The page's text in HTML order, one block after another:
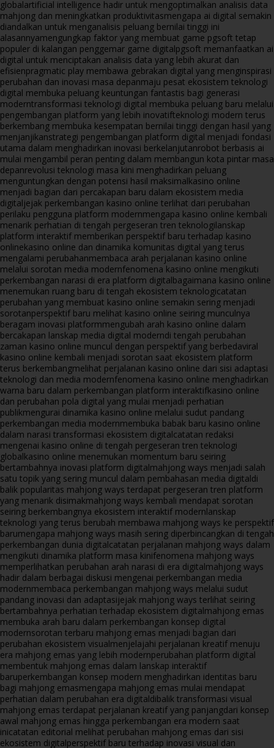
globalartificial intelligence hadir untuk mengoptimalkan analisis data
mahjong dan meningkatkan produktivitasmengapa ai digital semakin
diandalkan untuk menganalisis peluang bernilai tinggi ini
alasannyamengungkap faktor yang membuat game pgsoft tetap
populer di kalangan penggemar game digitalpgsoft memanfaatkan ai
digital untuk menciptakan analisis data yang lebih akurat dan
efisienpragmatic play membawa gebrakan digital yang menginspirasi
perubahan dan inovasi masa depanmaju pesat ekosistem teknologi
digital membuka peluang keuntungan fantastis bagi generasi
moderntransformasi teknologi digital membuka peluang baru melalui
pengembangan platform yang lebih inovatifteknologi modern terus
berkembang membuka kesempatan bernilai tinggi dengan hasil yang
menjanjikanstrategi pengembangan platform digital menjadi fondasi
utama dalam menghadirkan inovasi berkelanjutanrobot berbasis ai
mulai mengambil peran penting dalam membangun kota pintar masa
depanrevolusi teknologi masa kini menghadirkan peluang
menguntungkan dengan potensi hasil maksimalkasino online
menjadi bagian dari percakapan baru dalam ekosistem media
digitaljejak perkembangan kasino online terlihat dari perubahan
perilaku pengguna platform modernmengapa kasino online kembali
menarik perhatian di tengah pergeseran tren teknologilanskap
platform interaktif memberikan perspektif baru terhadap kasino
onlinekasino online dan dinamika komunitas digital yang terus
mengalami perubahanmembaca arah perjalanan kasino online
melalui sorotan media modernfenomena kasino online mengikuti
perkembangan narasi di era platform digitalbagaimana kasino online
menemukan ruang baru di tengah ekosistem teknologicatatan
perubahan yang membuat kasino online semakin sering menjadi
sorotanperspektif baru melihat kasino online seiring munculnya
beragam inovasi platformmengubah arah kasino online dalam
bercakapan lanskap media digital moderndi tengah perubahan
zaman kasino online muncul dengan perspektif yang berbedaviral
kasino online kembali menjadi sorotan saat ekosistem platform
terus berkembangmelihat perjalanan kasino online dari sisi adaptasi
teknologi dan media modernfenomena kasino online menghadirkan
warna baru dalam perkembangan platform interaktifkasino online
dan perubahan pola digital yang mulai menjadi perhatian
publikmengurai dinamika kasino online melalui sudut pandang
perkembangan media modernmembuka babak baru kasino online
dalam narasi transformasi ekosistem digitalcatatan redaksi
mengenai kasino online di tengah pergeseran tren teknologi
globalkasino online menemukan momentum baru seiring
bertambahnya inovasi platform digitalmahjong ways menjadi salah
satu topik yang sering muncul dalam pembahasan media digitaldi
balik popularitas mahjong ways terdapat pergeseran tren platform
yang menarik disimakmahjong ways kembali mendapat sorotan
seiring berkembangnya ekosistem interaktif modernlanskap
teknologi yang terus berubah membawa mahjong ways ke perspektif
barumengapa mahjong ways masih sering diperbincangkan di tengah
perkembangan dunia digitalcatatan perjalanan mahjong ways dalam
mengikuti dinamika platform masa kinifenomena mahjong ways
memperlihatkan perubahan arah narasi di era digitalmahjong ways
hadir dalam berbagai diskusi mengenai perkembangan media
modernmembaca perkembangan mahjong ways melalui sudut
pandang inovasi dan adaptasijejak mahjong ways terlihat seiring
bertambahnya perhatian terhadap ekosistem digitalmahjong emas
membuka arah baru dalam perkembangan konsep digital
modernsorotan terbaru mahjong emas menjadi bagian dari
perubahan ekosistem visualmenjelajahi perjalanan kreatif menuju
era mahjong emas yang lebih modernperubahan platform digital
membentuk mahjong emas dalam lanskap interaktif
baruperkembangan konsep modern menghadirkan identitas baru
bagi mahjong emasmengapa mahjong emas mulai mendapat
perhatian dalam perubahan era digitaldibalik transformasi visual
mahjong emas terdapat perjalanan kreatif yang panjangdari konsep
awal mahjong emas hingga perkembangan era modern saat
inicatatan editorial melihat perubahan mahjong emas dari sisi
ekosistem digitalperspektif baru terhadap inovasi visual dan